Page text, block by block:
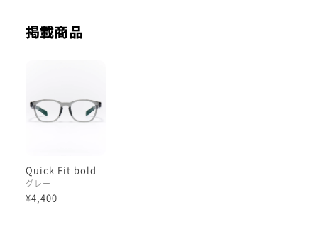
掲載商品
Quick Fit bold
グレー
¥4,400